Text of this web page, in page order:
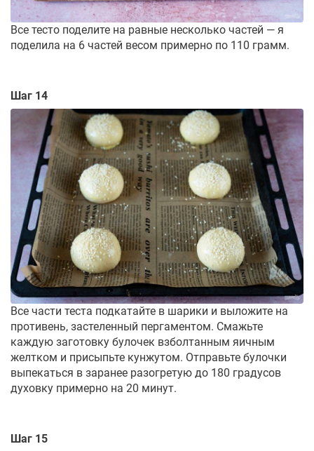
Все тесто поделите на равные несколько частей — я
поделила на 6 частей весом примерно по 110 грамм.
Шаг 14
Все части теста подкатайте в шарики и выложите на
противень, застеленный пергаментом. Смажьте
каждую заготовку булочек взболтанным яичным
желтком и присыпьте кунжутом. Отправьте булочки
выпекаться в заранее разогретую до 180 градусов
духовку примерно на 20 минут.
Шаг 15